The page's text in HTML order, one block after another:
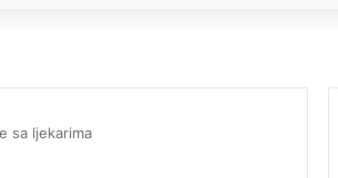
sa ljekarima